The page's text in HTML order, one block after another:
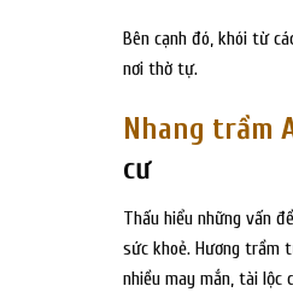
Bên cạnh đó, khói từ
nơi thờ tự.
Nhang trầm
cư
Thấu hiểu những vấn
sức khoẻ. Hương trầm
nhiều may mắn, tài lộc